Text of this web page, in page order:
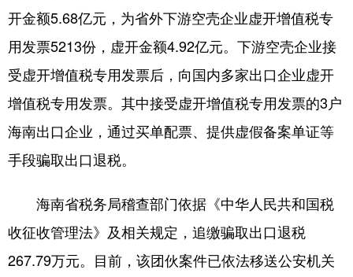
开金额5.68亿元，为省外下游空壳企业虚开增值税专
用发票5213份，虚开金额4.92亿元。下游空壳企业接
受虚开增值税专用发票后，向国内多家出口企业虚开
增值税专用发票。其中接受虚开增值税专用发票的3户
海南出口企业，通过买单配票、提供虚假备案单证等
手段骗取出口退税。
海南省税务局稽查部门依据《中华人民共和国税
收征收管理法》及相关规定，追缴骗取出口退税
267.79万元。目前，该团伙案件已依法移送公安机关